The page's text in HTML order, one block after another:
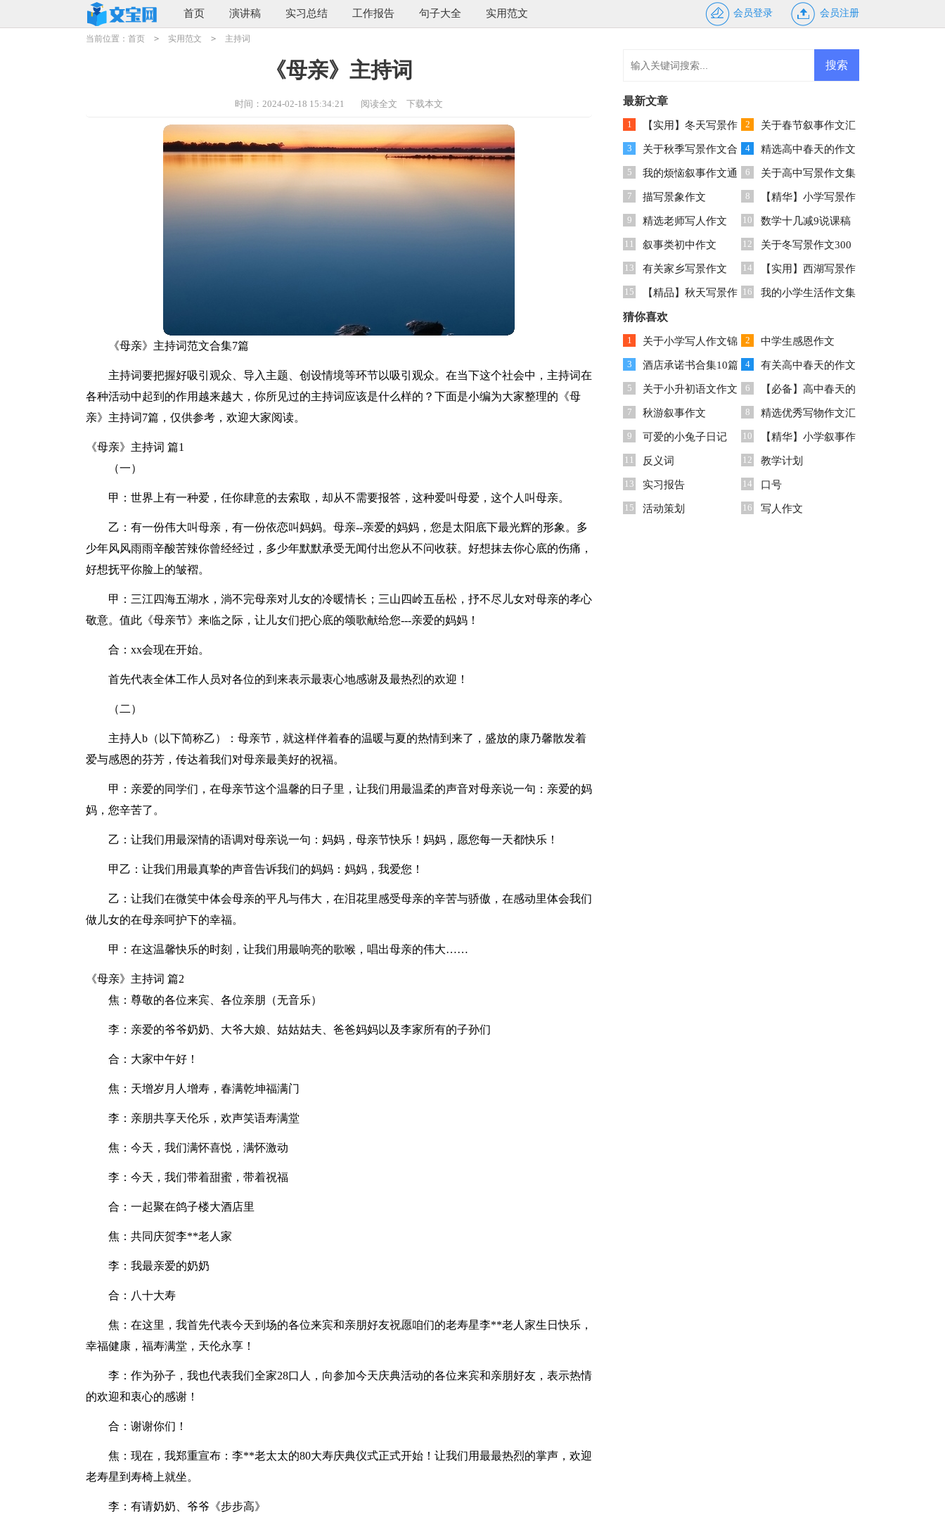
首页 演讲稿 实习总结 工作报告 句子大全 实用范文 会员登录 会员注册
当前位置： 首页 > 实用范文 > 主持词
《母亲》主持词
时间：2024-02-18 15:34:21 阅读全文 下载本文
《母亲》主持词范文合集7篇
主持词要把握好吸引观众、导入主题、创设情境等环节以吸引观众。在当下这个社会中，主持词在
各种活动中起到的作用越来越大，你所见过的主持词应该是什么样的？下面是小编为大家整理的《母
亲》主持词7篇，仅供参考，欢迎大家阅读。
《母亲》主持词 篇1
（一）
甲：世界上有一种爱，任你肆意的去索取，却从不需要报答，这种爱叫母爱，这个人叫母亲。
乙：有一份伟大叫母亲，有一份依恋叫妈妈。母亲--亲爱的妈妈，您是太阳底下最光辉的形象。多
少年风风雨雨辛酸苦辣你曾经经过，多少年默默承受无闻付出您从不问收获。好想抹去你心底的伤痛，
好想抚平你脸上的皱褶。
甲：三江四海五湖水，淌不完母亲对儿女的冷暖情长；三山四岭五岳松，抒不尽儿女对母亲的孝心
敬意。值此《母亲节》来临之际，让儿女们把心底的颂歌献给您---亲爱的妈妈！
合：xx会现在开始。
首先代表全体工作人员对各位的到来表示最衷心地感谢及最热烈的欢迎！
（二）
主持人b（以下简称乙）：母亲节，就这样伴着春的温暖与夏的热情到来了，盛放的康乃馨散发着
爱与感恩的芬芳，传达着我们对母亲最美好的祝福。
甲：亲爱的同学们，在母亲节这个温馨的日子里，让我们用最温柔的声音对母亲说一句：亲爱的妈
妈，您辛苦了。
乙：让我们用最深情的语调对母亲说一句：妈妈，母亲节快乐！妈妈，愿您每一天都快乐！
甲乙：让我们用最真挚的声音告诉我们的妈妈：妈妈，我爱您！
乙：让我们在微笑中体会母亲的平凡与伟大，在泪花里感受母亲的辛苦与骄傲，在感动里体会我们
做儿女的在母亲呵护下的幸福。
甲：在这温馨快乐的时刻，让我们用最响亮的歌喉，唱出母亲的伟大……
《母亲》主持词 篇2
焦：尊敬的各位来宾、各位亲朋（无音乐）
李：亲爱的爷爷奶奶、大爷大娘、姑姑姑夫、爸爸妈妈以及李家所有的子孙们
合：大家中午好！
焦：天增岁月人增寿，春满乾坤福满门
李：亲朋共享天伦乐，欢声笑语寿满堂
焦：今天，我们满怀喜悦，满怀激动
李：今天，我们带着甜蜜，带着祝福
合：一起聚在鸽子楼大酒店里
焦：共同庆贺李**老人家
李：我最亲爱的奶奶
合：八十大寿
焦：在这里，我首先代表今天到场的各位来宾和亲朋好友祝愿咱们的老寿星李**老人家生日快乐，
幸福健康，福寿满堂，天伦永享！
李：作为孙子，我也代表我们全家28口人，向参加今天庆典活动的各位来宾和亲朋好友，表示热情
的欢迎和衷心的感谢！
合：谢谢你们！
焦：现在，我郑重宣布：李**老太太的80大寿庆典仪式正式开始！让我们用最最热烈的掌声，欢迎
老寿星到寿椅上就坐。
李：有请奶奶、爷爷《步步高》
最新文章
1 【实用】冬天写景作
文300字三篇
2 关于春节叙事作文汇
编九篇
3 关于秋季写景作文合
集十篇
4 精选高中春天的作文
锦集八篇
5 我的烦恼叙事作文通
用15篇
6 关于高中写景作文集
合八篇
7 描写景象作文 8 【精华】小学写景作
文600字三篇
9 精选老师写人作文
400字合集8篇
10 数学十几减9说课稿
11 叙事类初中作文 12 关于冬写景作文300
字三篇
13 有关家乡写景作文
300字5篇
14 【实用】西湖写景作
文七篇
15 【精品】秋天写景作
文七篇
16 我的小学生活作文集
猜你喜欢
1 关于小学写人作文锦
集5篇
2 中学生感恩作文
3 酒店承诺书合集10篇 4 有关高中春天的作文
400字三篇
5 关于小升初语文作文 6 【必备】高中春天的
作文四篇
7 秋游叙事作文 8 精选优秀写物作文汇
总七篇
9 可爱的小兔子日记 10 【精华】小学叙事作
文汇编六篇
11 反义词 12 教学计划
13 实习报告 14 口号
15 活动策划 16 写人作文